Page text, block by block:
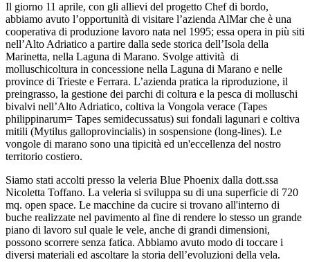
Il giorno 11 aprile, con gli allievi del progetto Chef di bordo,
abbiamo avuto l’opportunità di visitare l’azienda AlMar che è una
cooperativa di produzione lavoro nata nel 1995; essa opera in più siti
nell’Alto Adriatico a partire dalla sede storica dell’Isola della
Marinetta, nella Laguna di Marano. Svolge attività di
molluschicoltura in concessione nella Laguna di Marano e nelle
province di Trieste e Ferrara. L’azienda pratica la riproduzione, il
preingrasso, la gestione dei parchi di coltura e la pesca di molluschi
bivalvi nell’Alto Adriatico, coltiva la Vongola verace (Tapes
philippinarum= Tapes semidecussatus) sui fondali lagunari e coltiva
mitili (Mytilus galloprovincialis) in sospensione (long-lines). Le
vongole di marano sono una tipicità ed un'eccellenza del nostro
territorio costiero.
Siamo stati accolti presso la veleria Blue Phoenix dalla dott.ssa
Nicoletta Toffano. La veleria si sviluppa su di una superficie di 720
mq. open space. Le macchine da cucire si trovano all'interno di
buche realizzate nel pavimento al fine di rendere lo stesso un grande
piano di lavoro sul quale le vele, anche di grandi dimensioni,
possono scorrere senza fatica. Abbiamo avuto modo di toccare i
diversi materiali ed ascoltare la storia dell’evoluzioni della vela.